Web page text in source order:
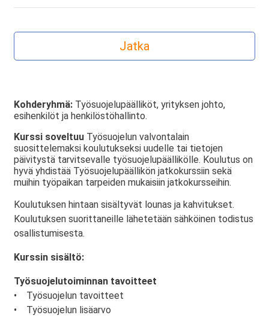
Kohderyhmä: Työsuojelupäälliköt, yrityksen johto,
esihenkilöt ja henkilöstöhallinto.
Kurssi soveltuu Työsuojelun valvontalain
suosittelemaksi koulutukseksi uudelle tai tietojen
päivitystä tarvitsevalle työsuojelupäällikölle. Koulutus on
hyvä yhdistää Työsuojelupäällikön jatkokurssiin sekä
muihin työpaikan tarpeiden mukaisiin jatkokursseihin.
Koulutuksen hintaan sisältyvät lounas ja kahvitukset.
Koulutuksen suorittaneille lähetetään sähköinen todistus
osallistumisesta.
Kurssin sisältö:
Työsuojelutoiminnan tavoitteet
• Työsuojelun tavoitteet
• Työsuojelun lisäarvo